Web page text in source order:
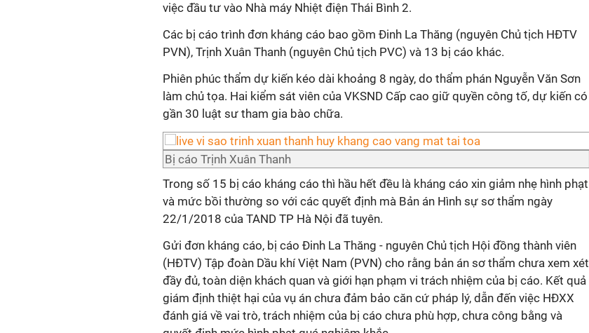
việc đầu tư vào Nhà máy Nhiệt điện Thái Bình 2.
Các bị cáo trình đơn kháng cáo bao gồm Đinh La Thăng (nguyên Chủ tịch HĐTV
PVN), Trịnh Xuân Thanh (nguyên Chủ tịch PVC) và 13 bị cáo khác.
Phiên phúc thẩm dự kiến kéo dài khoảng 8 ngày, do thẩm phán Nguyễn Văn Sơn
làm chủ tọa. Hai kiểm sát viên của VKSND Cấp cao giữ quyền công tố, dự kiến có
gần 30 luật sư tham gia bào chữa.
Bị cáo Trịnh Xuân Thanh
Trong số 15 bị cáo kháng cáo thì hầu hết đều là kháng cáo xin giảm nhẹ hình phạt
và mức bồi thường so với các quyết định mà Bản án Hình sự sơ thẩm ngày
22/1/2018 của TAND TP Hà Nội đã tuyên.
Gửi đơn kháng cáo, bị cáo Đinh La Thăng - nguyên Chủ tịch Hội đồng thành viên
(HĐTV) Tập đoàn Dầu khí Việt Nam (PVN) cho rằng bản án sơ thẩm chưa xem xét
đầy đủ, toàn diện khách quan và giới hạn phạm vi trách nhiệm của bị cáo. Kết quả
giám định thiệt hại của vụ án chưa đảm bảo căn cứ pháp lý, dẫn đến việc HĐXX
đánh giá về vai trò, trách nhiệm của bị cáo chưa phù hợp, chưa công bằng và